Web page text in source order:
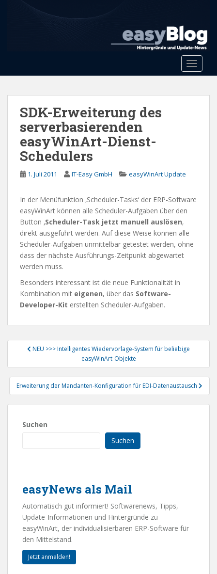
Toggle
SDK-Erweiterung des
serverbasierenden
easyWinArt-Dienst-
Schedulers
1. Juli 2011 IT-Easy GmbH easyWinArt Update
In der Menüfunktion ‚Scheduler-Tasks‘ der ERP-Software
easyWinArt können alle Scheduler-Aufgaben über den
Button ‚Scheduler-Task jetzt manuell auslösen‚
direkt ausgeführt werden. Auf diese Weise können alle
Scheduler-Aufgaben unmittelbar getestet werden, ohne
dass der nächste Ausführungs-Zeitpunkt abgewartet
werden muss.
Besonders interessant ist die neue Funktionalität in
Kombination mit eigenen, über das Software-
Developer-Kit erstellten Scheduler-Aufgaben.
Beitragsnavigation
NEU >>> Intelligentes Wiedervorlage-System für beliebige
easyWinArt-Objekte
Erweiterung der Mandanten-Konfiguration für EDI-Datenaustausch
Suchen
Suchen
easyNews als Mail
Automatisch gut informiert! Softwarenews, Tipps,
Update-Informationen und Hintergründe zu
easyWinArt, der individualisierbaren ERP-Software für
den Mittelstand.
Jetzt anmelden!